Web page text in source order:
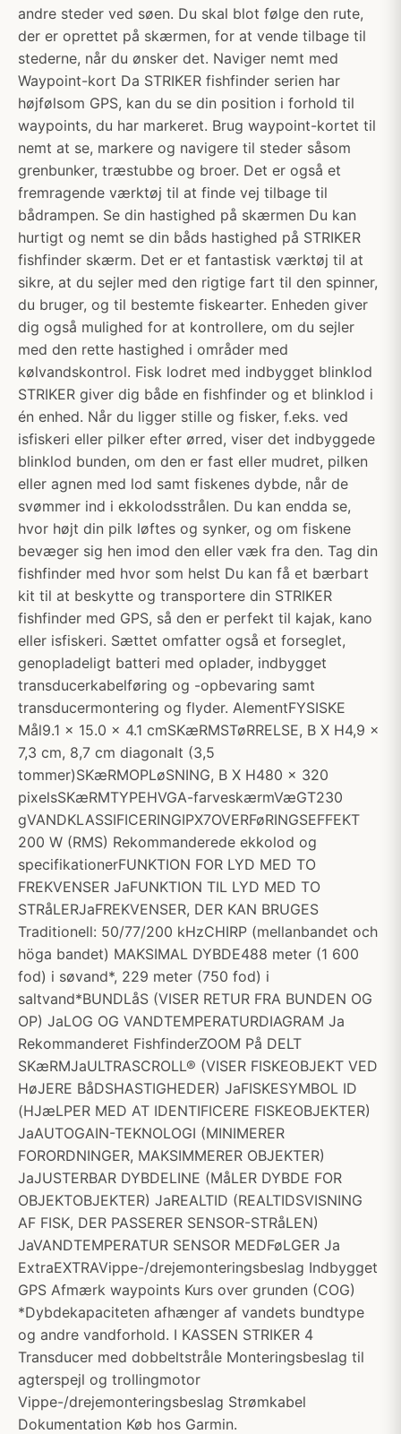
andre steder ved søen. Du skal blot følge den rute,
der er oprettet på skærmen, for at vende tilbage til
stederne, når du ønsker det. Naviger nemt med
Waypoint-kort Da STRIKER fishfinder serien har
højfølsom GPS, kan du se din position i forhold til
waypoints, du har markeret. Brug waypoint-kortet til
nemt at se, markere og navigere til steder såsom
grenbunker, træstubbe og broer. Det er også et
fremragende værktøj til at finde vej tilbage til
bådrampen. Se din hastighed på skærmen Du kan
hurtigt og nemt se din båds hastighed på STRIKER
fishfinder skærm. Det er et fantastisk værktøj til at
sikre, at du sejler med den rigtige fart til den spinner,
du bruger, og til bestemte fiskearter. Enheden giver
dig også mulighed for at kontrollere, om du sejler
med den rette hastighed i områder med
kølvandskontrol. Fisk lodret med indbygget blinklod
STRIKER giver dig både en fishfinder og et blinklod i
én enhed. Når du ligger stille og fisker, f.eks. ved
isfiskeri eller pilker efter ørred, viser det indbyggede
blinklod bunden, om den er fast eller mudret, pilken
eller agnen med lod samt fiskenes dybde, når de
svømmer ind i ekkolodsstrålen. Du kan endda se,
hvor højt din pilk løftes og synker, og om fiskene
bevæger sig hen imod den eller væk fra den. Tag din
fishfinder med hvor som helst Du kan få et bærbart
kit til at beskytte og transportere din STRIKER
fishfinder med GPS, så den er perfekt til kajak, kano
eller isfiskeri. Sættet omfatter også et forseglet,
genopladeligt batteri med oplader, indbygget
transducerkabelføring og -opbevaring samt
transducermontering og flyder. AlementFYSISKE
Mål9.1 x 15.0 x 4.1 cmSKæRMSTøRRELSE, B X H4,9 x
7,3 cm, 8,7 cm diagonalt (3,5
tommer)SKæRMOPLøSNING, B X H480 x 320
pixelsSKæRMTYPEHVGA-farveskærmVæGT230
gVANDKLASSIFICERINGIPX7OVERFøRINGSEFFEKT
200 W (RMS) Rekommanderede ekkolod og
specifikationerFUNKTION FOR LYD MED TO
FREKVENSER JaFUNKTION TIL LYD MED TO
STRåLERJaFREKVENSER, DER KAN BRUGES
Traditionell: 50/77/200 kHzCHIRP (mellanbandet och
höga bandet) MAKSIMAL DYBDE488 meter (1 600
fod) i søvand*, 229 meter (750 fod) i
saltvand*BUNDLåS (VISER RETUR FRA BUNDEN OG
OP) JaLOG OG VANDTEMPERATURDIAGRAM Ja
Rekommanderet FishfinderZOOM På DELT
SKæRMJaULTRASCROLL® (VISER FISKEOBJEKT VED
HøJERE BåDSHASTIGHEDER) JaFISKESYMBOL ID
(HJæLPER MED AT IDENTIFICERE FISKEOBJEKTER)
JaAUTOGAIN-TEKNOLOGI (MINIMERER
FORORDNINGER, MAKSIMMERER OBJEKTER)
JaJUSTERBAR DYBDELINE (MåLER DYBDE FOR
OBJEKTOBJEKTER) JaREALTID (REALTIDSVISNING
AF FISK, DER PASSERER SENSOR-STRåLEN)
JaVANDTEMPERATUR SENSOR MEDFøLGER Ja
ExtraEXTRAVippe-/drejemonteringsbeslag Indbygget
GPS Afmærk waypoints Kurs over grunden (COG)
*Dybdekapaciteten afhænger af vandets bundtype
og andre vandforhold. I KASSEN STRIKER 4
Transducer med dobbeltstråle Monteringsbeslag til
agterspejl og trollingmotor
Vippe-/drejemonteringsbeslag Strømkabel
Dokumentation Køb hos Garmin.